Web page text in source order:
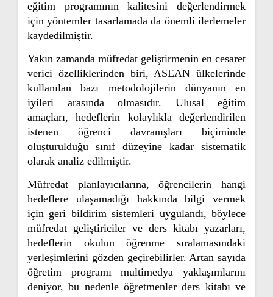
eğitim programının kalitesini değerlendirmek
için yöntemler tasarlamada da önemli ilerlemeler
kaydedilmiştir.
Yakın zamanda müfredat geliştirmenin en cesaret
verici özelliklerinden biri, ASEAN ülkelerinde
kullanılan bazı metodolojilerin dünyanın en
iyileri arasında olmasıdır. Ulusal eğitim
amaçları, hedeflerin kolaylıkla değerlendirilen
istenen öğrenci davranışları biçiminde
oluşturulduğu sınıf düzeyine kadar sistematik
olarak analiz edilmiştir.
Müfredat planlayıcılarına, öğrencilerin hangi
hedeflere ulaşamadığı hakkında bilgi vermek
için geri bildirim sistemleri uygulandı, böylece
müfredat geliştiriciler ve ders kitabı yazarları,
hedeflerin okulun öğrenme sıralamasındaki
yerleşimlerini gözden geçirebilirler. Artan sayıda
öğretim programı multimedya yaklaşımlarını
deniyor, bu nedenle öğretmenler ders kitabı ve